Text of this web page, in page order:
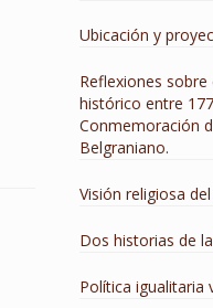
Ubicación y
Reflexiones
histórico entre
Conmemoración
Belgraniano.
Visión religiosa
Dos historias de
Política igualitaria